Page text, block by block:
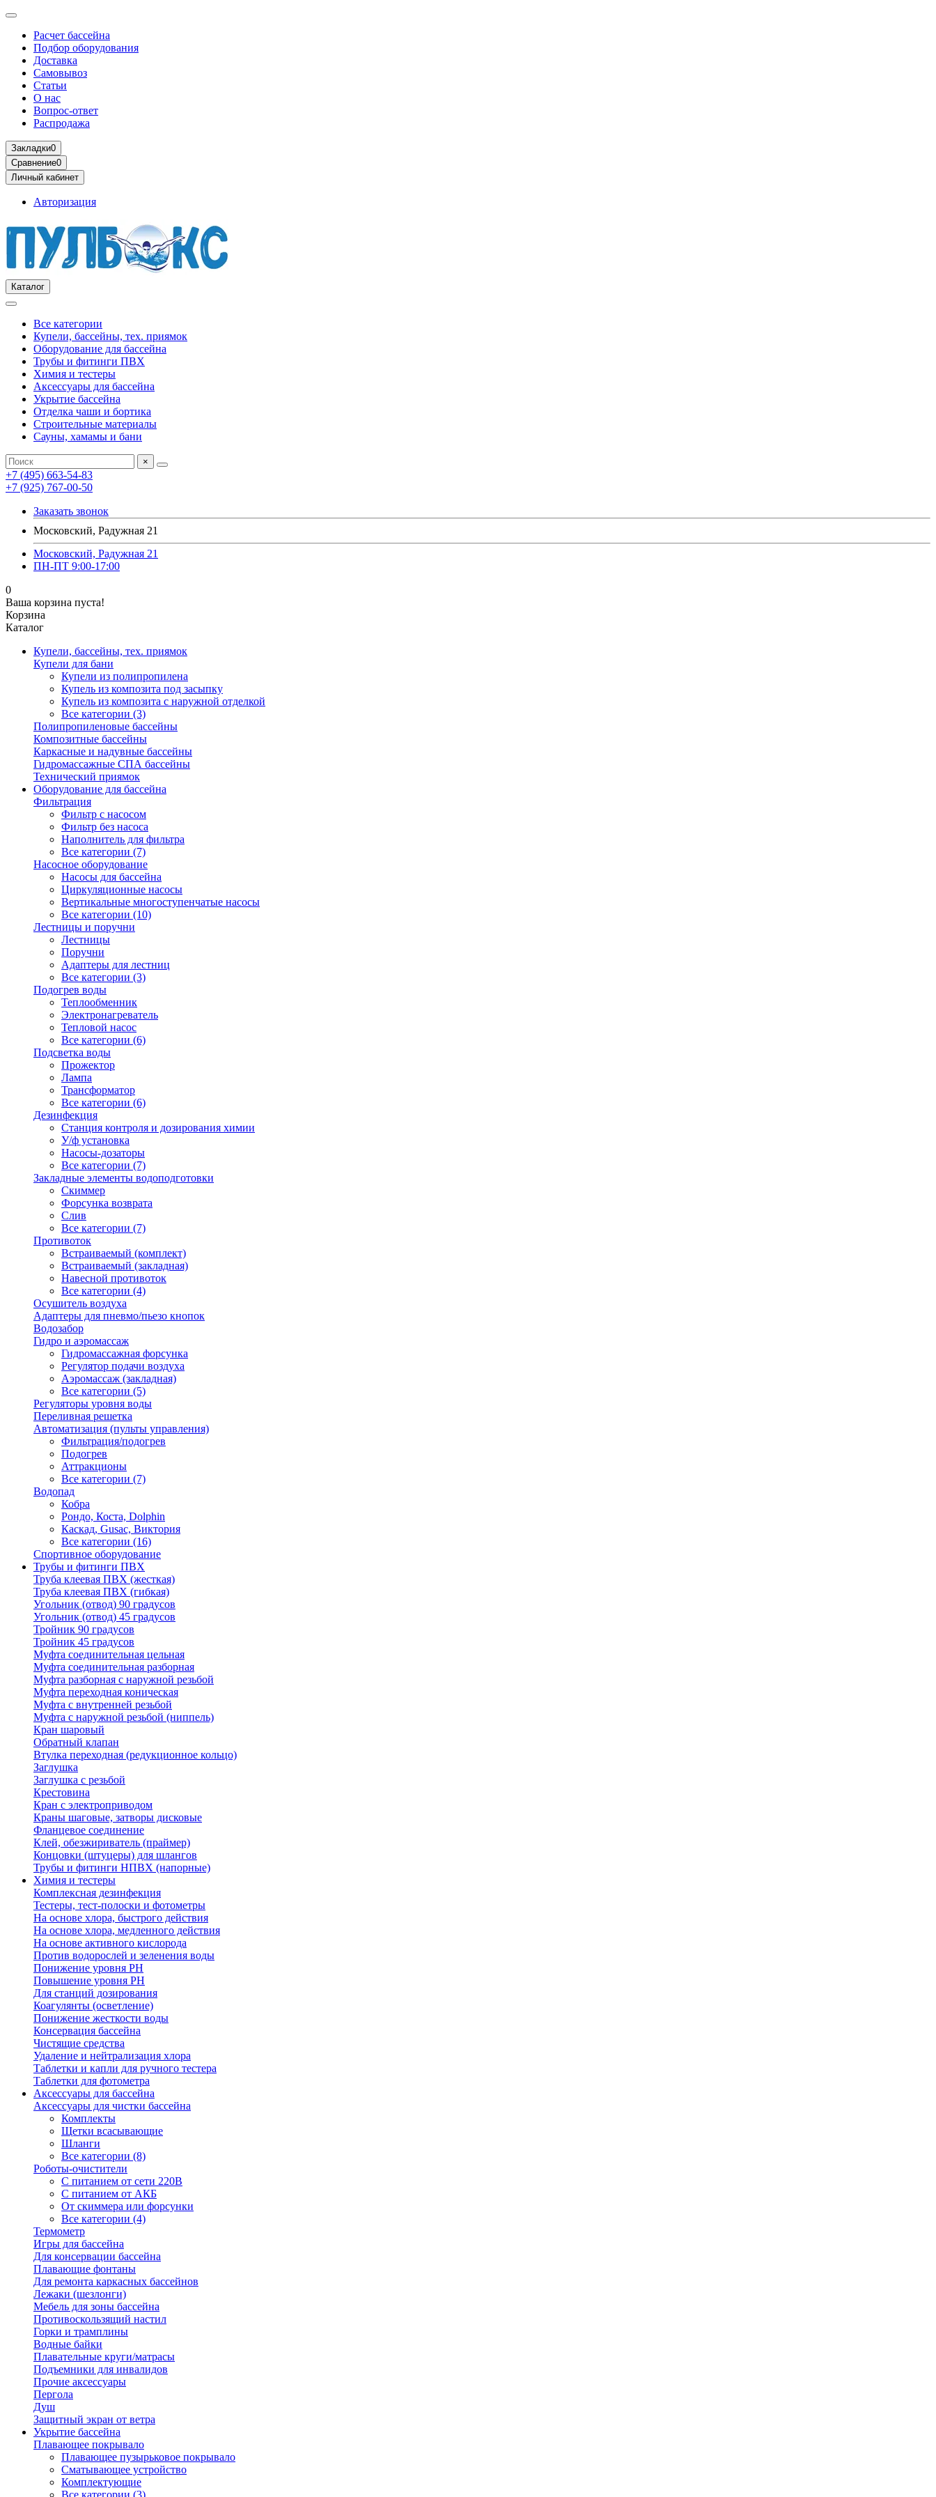
Расчет бассейна
Подбор оборудования
Доставка
Самовывоз
Статьи
О нас
Вопрос-ответ
Распродажа
Закладки0
Сравнение0
Личный кабинет
Авторизация
Каталог
Все категории
Купели, бассейны, тех. приямок
Оборудование для бассейна
Трубы и фитинги ПВХ
Химия и тестеры
Аксессуары для бассейна
Укрытие бассейна
Отделка чаши и бортика
Строительные материалы
Сауны, хамамы и бани
×
+7 (495) 663-54-83
+7 (925) 767-00-50
Заказать звонок
Московский, Радужная 21
Московский, Радужная 21
ПН-ПТ 9:00-17:00
0
Ваша корзина пуста!
Корзина
Каталог
Купели, бассейны, тех. приямок
Купели для бани
Купели из полипропилена
Купель из композита под засыпку
Купель из композита с наружной отделкой
Все категории (3)
Полипропиленовые бассейны
Композитные бассейны
Каркасные и надувные бассейны
Гидромассажные СПА бассейны
Технический приямок
Оборудование для бассейна
Фильтрация
Фильтр с насосом
Фильтр без насоса
Наполнитель для фильтра
Все категории (7)
Насосное оборудование
Насосы для бассейна
Циркуляционные насосы
Вертикальные многоступенчатые насосы
Все категории (10)
Лестницы и поручни
Лестницы
Поручни
Адаптеры для лестниц
Все категории (3)
Подогрев воды
Теплообменник
Электронагреватель
Тепловой насос
Все категории (6)
Подсветка воды
Прожектор
Лампа
Трансформатор
Все категории (6)
Дезинфекция
Станция контроля и дозирования химии
У/ф установка
Насосы-дозаторы
Все категории (7)
Закладные элементы водоподготовки
Скиммер
Форсунка возврата
Слив
Все категории (7)
Противоток
Встраиваемый (комплект)
Встраиваемый (закладная)
Навесной противоток
Все категории (4)
Осушитель воздуха
Адаптеры для пневмо/пьезо кнопок
Водозабор
Гидро и аэромассаж
Гидромассажная форсунка
Регулятор подачи воздуха
Аэромассаж (закладная)
Все категории (5)
Регуляторы уровня воды
Переливная решетка
Автоматизация (пульты управления)
Фильтрация/подогрев
Подогрев
Аттракционы
Все категории (7)
Водопад
Кобра
Рондо, Коста, Dolphin
Каскад, Gusac, Виктория
Все категории (16)
Спортивное оборудование
Трубы и фитинги ПВХ
Труба клеевая ПВХ (жесткая)
Труба клеевая ПВХ (гибкая)
Угольник (отвод) 90 градусов
Угольник (отвод) 45 градусов
Тройник 90 градусов
Тройник 45 градусов
Муфта соединительная цельная
Муфта соединительная разборная
Муфта разборная с наружной резьбой
Муфта переходная коническая
Муфта с внутренней резьбой
Муфта с наружной резьбой (ниппель)
Кран шаровый
Обратный клапан
Втулка переходная (редукционное кольцо)
Заглушка
Заглушка с резьбой
Крестовина
Кран с электроприводом
Краны шаговые, затворы дисковые
Фланцевое соединение
Клей, обезжириватель (праймер)
Концовки (штуцеры) для шлангов
Трубы и фитинги НПВХ (напорные)
Химия и тестеры
Комплексная дезинфекция
Тестеры, тест-полоски и фотометры
На основе хлора, быстрого действия
На основе хлора, медленного действия
На основе активного кислорода
Против водорослей и зеленения воды
Понижение уровня РН
Повышение уровня РН
Для станций дозирования
Коагулянты (осветление)
Понижение жесткости воды
Консервация бассейна
Чистящие средства
Удаление и нейтрализация хлора
Таблетки и капли для ручного тестера
Таблетки для фотометра
Аксессуары для бассейна
Аксессуары для чистки бассейна
Комплекты
Щетки всасывающие
Шланги
Все категории (8)
Роботы-очистители
С питанием от сети 220В
С питанием от АКБ
От скиммера или форсунки
Все категории (4)
Термометр
Игры для бассейна
Для консервации бассейна
Плавающие фонтаны
Для ремонта каркасных бассейнов
Лежаки (шезлонги)
Мебель для зоны бассейна
Противоскользящий настил
Горки и трамплины
Водные байки
Плавательные круги/матрасы
Подъемники для инвалидов
Прочие аксессуары
Пергола
Душ
Защитный экран от ветра
Укрытие бассейна
Плавающее покрывало
Плавающее пузырьковое покрывало
Сматывающее устройство
Комплектующие
Все категории (3)